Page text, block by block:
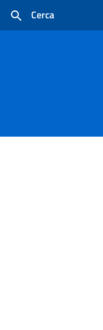
Cerca